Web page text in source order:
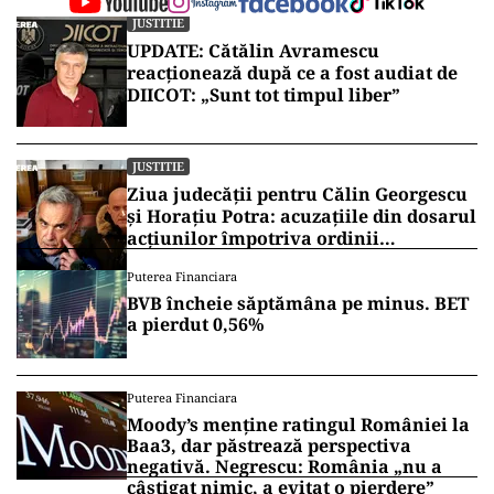
ad
Vrei să fii mereu la curent cu toate știrile? Urmărește
Puterea.ro și pe canalul de WhatsApp
UPDATE: Cătălin Avramescu
reacționează după ce a fost audiat de
DIICOT: „Sunt tot timpul liber”